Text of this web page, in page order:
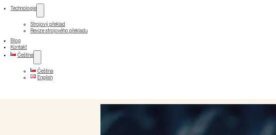
Technologie
Strojový překlad
Revize strojového překladu
Blog
Kontakt
Čeština
Čeština
English